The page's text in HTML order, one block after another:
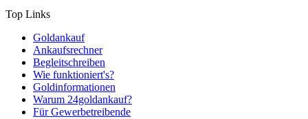
Top Links
Goldankauf
Ankaufsrechner
Begleitschreiben
Wie funktioniert's?
Goldinformationen
Warum 24goldankauf?
Für Gewerbetreibende